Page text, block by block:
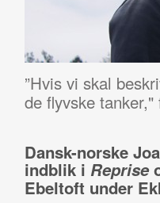
”Hvis vi skal
de flyvske
Dansk-norske
indblik i Reprise
Ebeltoft under